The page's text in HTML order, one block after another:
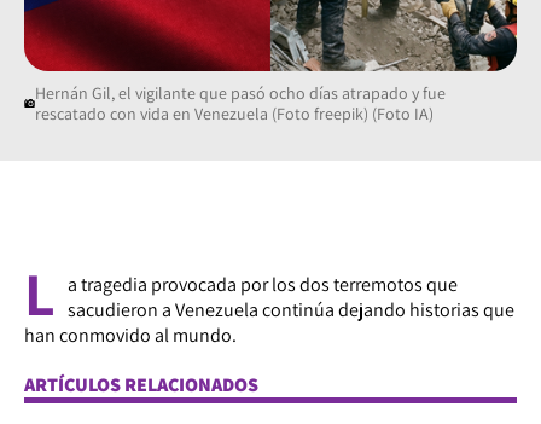
Hernán Gil, el vigilante que pasó ocho días atrapado y fue
rescatado con vida en Venezuela (Foto freepik) (Foto IA)
L
a tragedia provocada por los dos terremotos que
sacudieron a Venezuela continúa dejando historias que
han conmovido al mundo.
ARTÍCULOS RELACIONADOS